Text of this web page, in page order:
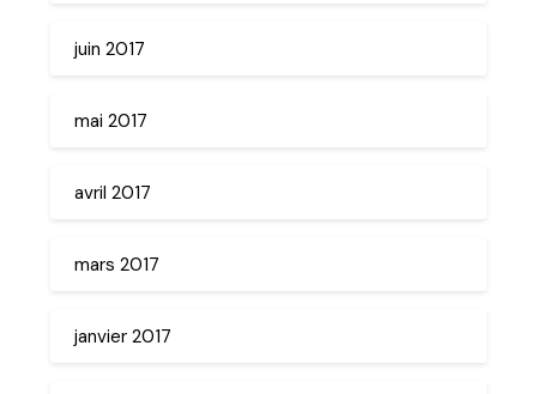
juin 2017
mai 2017
avril 2017
mars 2017
janvier 2017